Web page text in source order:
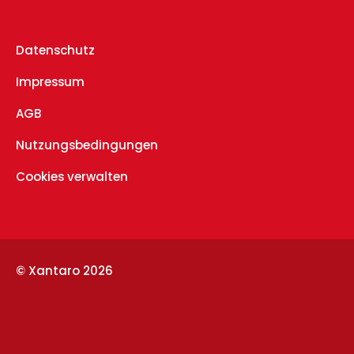
Datenschutz
Impressum
AGB
Nutzungsbedingungen
Cookies verwalten
© Xantaro 2026